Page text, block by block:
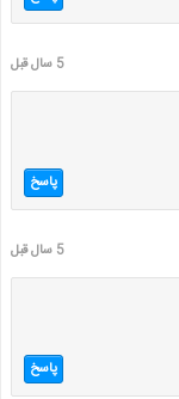
5 سال قبل
پاسخ
5 سال قبل
پاسخ